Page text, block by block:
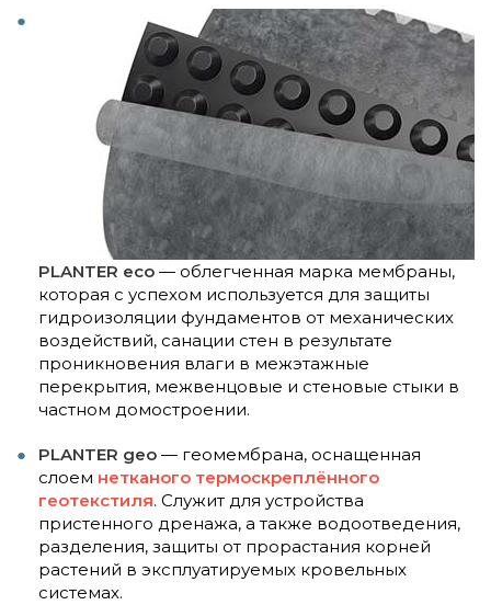
PLANTER eco — облегченная марка мембраны,
которая с успехом используется для защиты
гидроизоляции фундаментов от механических
воздействий, санации стен в результате
проникновения влаги в межэтажные
перекрытия, межвенцовые и стеновые стыки в
частном домостроении.
PLANTER geo — геомембрана, оснащенная
слоем нетканого термоскреплённого
геотекстиля. Служит для устройства
пристенного дренажа, а также водоотведения,
разделения, защиты от прорастания корней
растений в эксплуатируемых кровельных
системах.